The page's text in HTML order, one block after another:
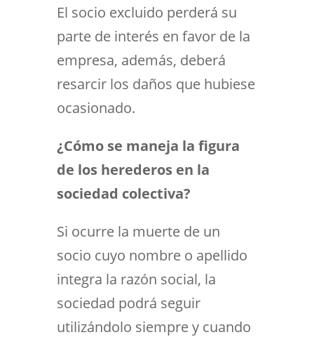
El socio excluido perderá su
parte de interés en favor de la
empresa, además, deberá
resarcir los daños que hubiese
ocasionado.
¿Cómo se maneja la figura
de los herederos en la
sociedad colectiva?
Si ocurre la muerte de un
socio cuyo nombre o apellido
integra la razón social, la
sociedad podrá seguir
utilizándolo siempre y cuando